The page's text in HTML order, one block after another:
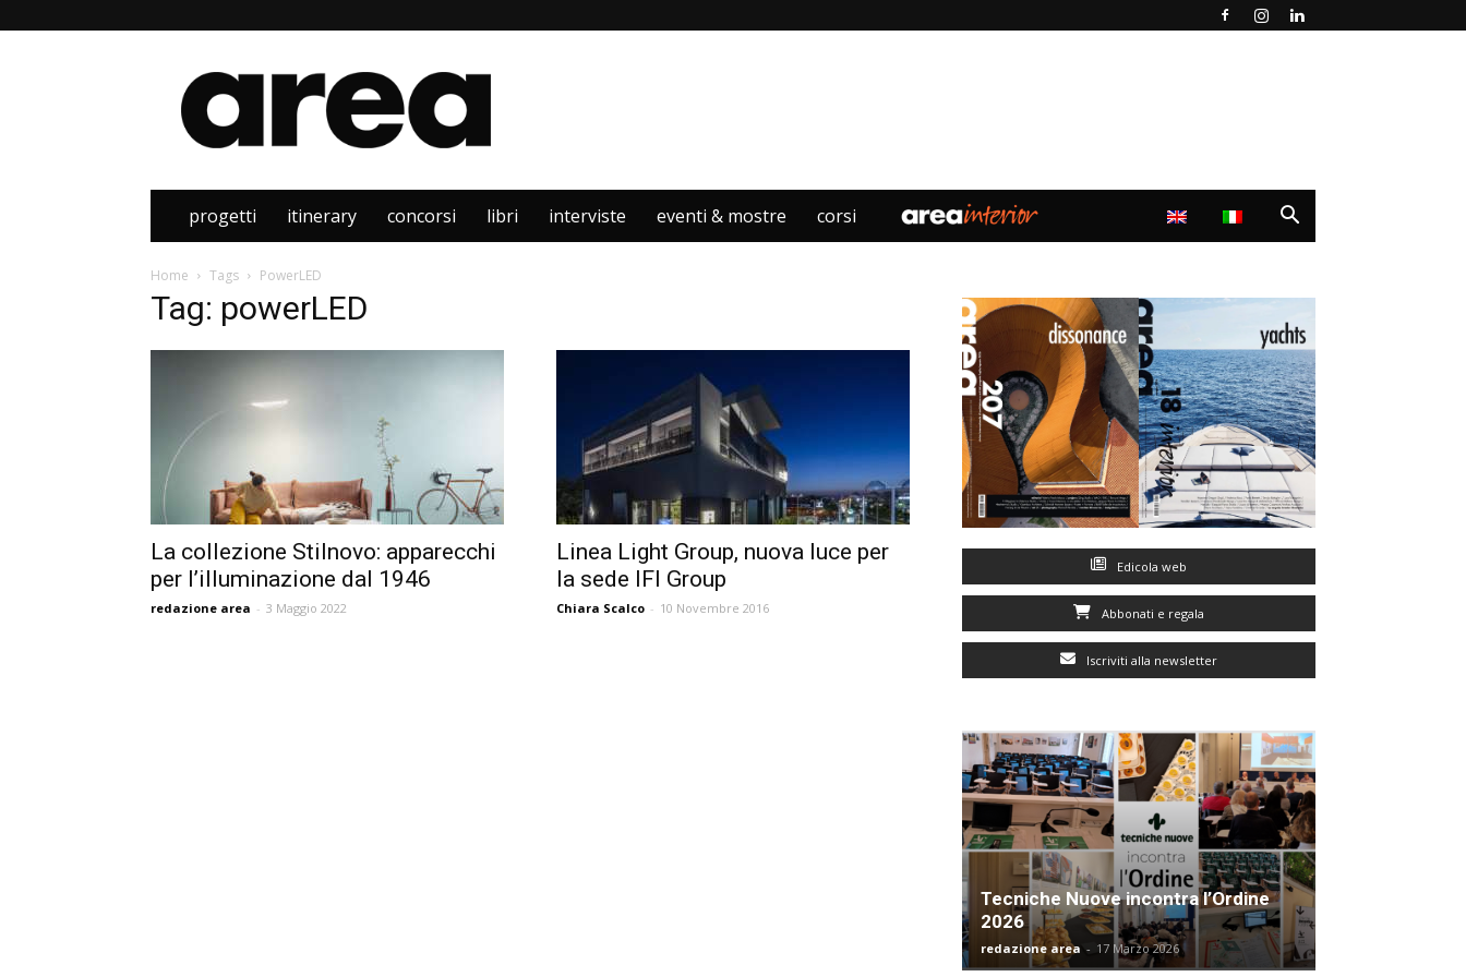
Area
progetti itinerary concorsi libri interviste eventi & mostre corsi
Home Tags PowerLED
Tag: powerLED
La collezione Stilnovo: apparecchi
per l’illuminazione dal 1946
redazione area - 3 Maggio 2022
Linea Light Group, nuova luce per
la sede IFI Group
Chiara Scalco - 10 Novembre 2016
Edicola web
Abbonati e regala
Iscriviti alla newsletter
Tecniche Nuove incontra l’Ordine
2026
redazione area - 17 Marzo 2026